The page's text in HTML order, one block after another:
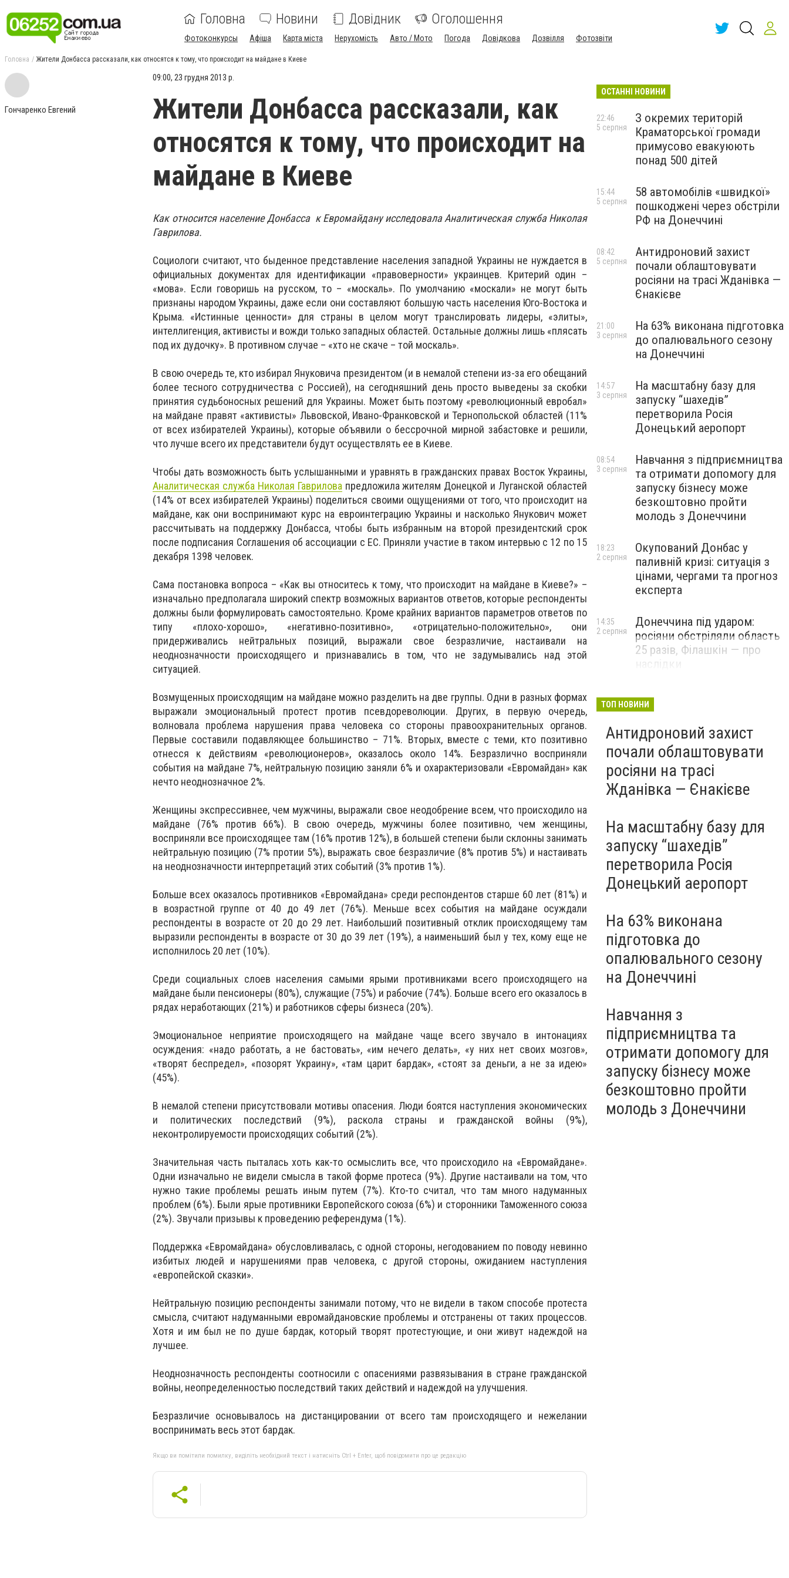
Головна Новини Довідник Оголошення
Фотоконкурсы Афіша Карта міста Нерухомість Авто / Мото Погода Довідкова Дозвілля Фотозвіти
Головна Жители Донбасса рассказали, как относятся к тому, что происходит на майдане в Киеве
Гончаренко Евгений
09:00, 23 грудня 2013 р.
Жители Донбасса рассказали, как
относятся к тому, что происходит на
майдане в Киеве
Как относится население Донбасса к Евромайдану исследовала Аналитическая служба Николая
Гаврилова.
Социологи считают, что быденное представление населения западной Украины не нуждается в
официальных документах для идентификации «правоверности» украинцев. Критерий один –
«мова». Если говоришь на русском, то – «москаль». По умолчанию «москали» не могут быть
признаны народом Украины, даже если они составляют большую часть населения Юго-Востока и
Крыма. «Истинные ценности» для страны в целом могут транслировать лидеры, «элиты»,
интеллигенция, активисты и вожди только западных областей. Остальные должны лишь «плясать
под их дудочку». В противном случае – «хто не скаче – той москаль».
В свою очередь те, кто избирал Януковича президентом (и в немалой степени из-за его обещаний
более тесного сотрудничества с Россией), на сегодняшний день просто выведены за скобки
принятия судьбоносных решений для Украины. Может быть поэтому «революционный евробал»
на майдане правят «активисты» Львовской, Ивано-Франковской и Тернопольской областей (11%
от всех избирателей Украины), которые объявили о бессрочной мирной забастовке и решили,
что лучше всего их представители будут осуществлять ее в Киеве.
Чтобы дать возможность быть услышанными и уравнять в гражданских правах Восток Украины,
Аналитическая служба Николая Гаврилова предложила жителям Донецкой и Луганской областей
(14% от всех избирателей Украины) поделиться своими ощущениями от того, что происходит на
майдане, как они воспринимают курс на евроинтеграцию Украины и насколько Янукович может
рассчитывать на поддержку Донбасса, чтобы быть избранным на второй президентский срок
после подписания Соглашения об ассоциации с ЕС. Приняли участие в таком интервью с 12 по 15
декабря 1398 человек.
Сама постановка вопроса – «Как вы относитесь к тому, что происходит на майдане в Киеве?» –
изначально предполагала широкий спектр возможных вариантов ответов, которые респонденты
должны были формулировать самостоятельно. Кроме крайних вариантов параметров ответов по
типу «плохо-хорошо», «негативно-позитивно», «отрицательно-положительно», они
придерживались нейтральных позиций, выражали свое безразличие, настаивали на
неоднозначности происходящего и признавались в том, что не задумывались над этой
ситуацией.
Возмущенных происходящим на майдане можно разделить на две группы. Одни в разных формах
выражали эмоциональный протест против псевдореволюции. Других, в первую очередь,
волновала проблема нарушения права человека со стороны правоохранительных органов.
Первые составили подавляющее большинство – 71%. Вторых, вместе с теми, кто позитивно
отнесся к действиям «революционеров», оказалось около 14%. Безразлично восприняли
события на майдане 7%, нейтральную позицию заняли 6% и охарактеризовали «Евромайдан» как
нечто неоднозначное 2%.
Женщины экспрессивнее, чем мужчины, выражали свое неодобрение всем, что происходило на
майдане (76% против 66%). В свою очередь, мужчины более позитивно, чем женщины,
восприняли все происходящее там (16% против 12%), в большей степени были склонны занимать
нейтральную позицию (7% протии 5%), выражать свое безразличие (8% против 5%) и настаивать
на неоднозначности интерпретаций этих событий (3% против 1%).
Больше всех оказалось противников «Евромайдана» среди респондентов старше 60 лет (81%) и
в возрастной группе от 40 до 49 лет (76%). Меньше всех события на майдане осуждали
респонденты в возрасте от 20 до 29 лет. Наибольший позитивный отклик происходящему там
выразили респонденты в возрасте от 30 до 39 лет (19%), а наименьший был у тех, кому еще не
исполнилось 20 лет (10%).
Среди социальных слоев населения самыми ярыми противниками всего происходящего на
майдане были пенсионеры (80%), служащие (75%) и рабочие (74%). Больше всего его оказалось в
рядах неработающих (21%) и работников сферы бизнеса (20%).
Эмоциональное неприятие происходящего на майдане чаще всего звучало в интонациях
осуждения: «надо работать, а не бастовать», «им нечего делать», «у них нет своих мозгов»,
«творят беспредел», «позорят Украину», «там царит бардак», «стоят за деньги, а не за идею»
(45%).
В немалой степени присутствовали мотивы опасения. Люди боятся наступления экономических
и политических последствий (9%), раскола страны и гражданской войны (9%),
неконтролируемости происходящих событий (2%).
Значительная часть пыталась хоть как-то осмыслить все, что происходило на «Евромайдане».
Одни изначально не видели смысла в такой форме протеса (9%). Другие настаивали на том, что
нужно такие проблемы решать иным путем (7%). Кто-то считал, что там много надуманных
проблем (6%). Были ярые противники Европейского союза (6%) и сторонники Таможенного союза
(2%). Звучали призывы к проведению референдума (1%).
Поддержка «Евромайдана» обусловливалась, с одной стороны, негодованием по поводу невинно
избитых людей и нарушениями прав человека, с другой стороны, ожиданием наступления
«европейской сказки».
Нейтральную позицию респонденты занимали потому, что не видели в таком способе протеста
смысла, считают надуманными евромайдановские проблемы и отстранены от таких процессов.
Хотя и им был не по душе бардак, который творят протестующие, и они живут надеждой на
лучшее.
Неоднозначность респонденты соотносили с опасениями развязывания в стране гражданской
войны, неопределенностью последствий таких действий и надеждой на улучшения.
Безразличие основывалось на дистанцировании от всего там происходящего и нежелании
воспринимать весь этот бардак.
Якщо ви помітили помилку, виділіть необхідний текст і натисніть Ctrl + Enter, щоб повідомити про це редакцію
ОСТАННІ НОВИНИ
З окремих територій
Краматорської громади
примусово евакуюють
понад 500 дітей
22:46
5 серпня
58 автомобілів «швидкої»
пошкоджені через обстріли
РФ на Донеччині
15:44
5 серпня
Антидроновий захист
почали облаштовувати
росіяни на трасі Жданівка —
Єнакієве
08:42
5 серпня
На 63% виконана підготовка
до опалювального сезону
на Донеччині
21:00
3 серпня
На масштабну базу для
запуску “шахедів”
перетворила Росія
Донецький аеропорт
14:57
3 серпня
Навчання з підприємництва
та отримати допомогу для
запуску бізнесу може
безкоштовно пройти
молодь з Донеччини
08:54
3 серпня
Окупований Донбас у
паливній кризі: ситуація з
цінами, чергами та прогноз
експерта
18:23
2 серпня
Донеччина під ударом:
росіяни обстріляли область
25 разів, Філашкін — про
14:35
2 серпня
ТОП НОВИНИ
Антидроновий захист
почали облаштовувати
росіяни на трасі
Жданівка — Єнакієве
На масштабну базу для
запуску “шахедів”
перетворила Росія
Донецький аеропорт
На 63% виконана
підготовка до
опалювального сезону
на Донеччині
Навчання з
підприємництва та
отримати допомогу для
запуску бізнесу може
безкоштовно пройти
молодь з Донеччини